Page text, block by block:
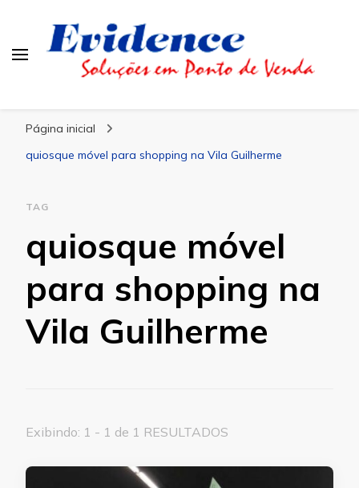
Página inicial
quiosque móvel para shopping na Vila Guilherme
TAG
quiosque móvel
para shopping na
Vila Guilherme
Exibindo: 1 - 1 de 1 RESULTADOS